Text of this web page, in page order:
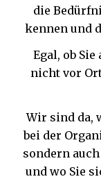
die
kennen und
Egal, ob
nicht vor
Wir sind da,
bei der
sondern
und wo Sie